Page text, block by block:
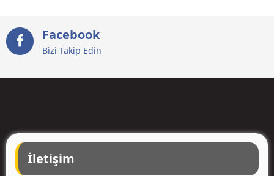
Facebook
Bizi Takip Edin
İletişim